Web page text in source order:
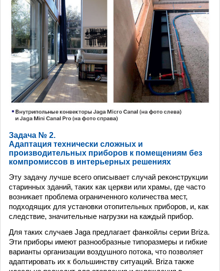
Задача № 2.
Адаптация технически сложных и
производительных приборов к помещениям без
компромиссов в интерьерных решениях
Эту задачу лучше всего описывает случай реконструкции
старинных зданий, таких как церкви или храмы, где часто
возникает проблема ограниченного количества мест,
подходящих для установки отопительных приборов, и, как
следствие, значительные нагрузки на каждый прибор.
Для таких случаев Jaga предлагает фанкойлы серии Briza.
Эти приборы имеют разнообразные типоразмеры и гибкие
варианты организации воздушного потока, что позволяет
адаптировать их к большинству ситуаций. Briza также